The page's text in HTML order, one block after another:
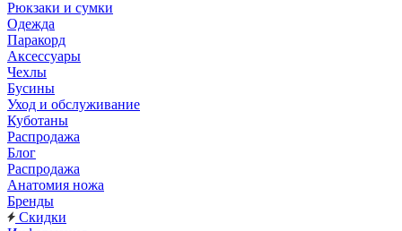
Рюкзаки и сумки
Одежда
Паракорд
Аксессуары
Чехлы
Бусины
Уход и обслуживание
Куботаны
Распродажа
Блог
Распродажа
Анатомия ножа
Бренды
Скидки